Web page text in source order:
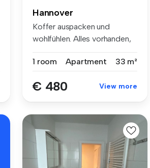
Hannover
Koffer auspacken und
wohlfühlen. Alles vorhanden,
1 room
Apartment 33 m²
€ 480 View more